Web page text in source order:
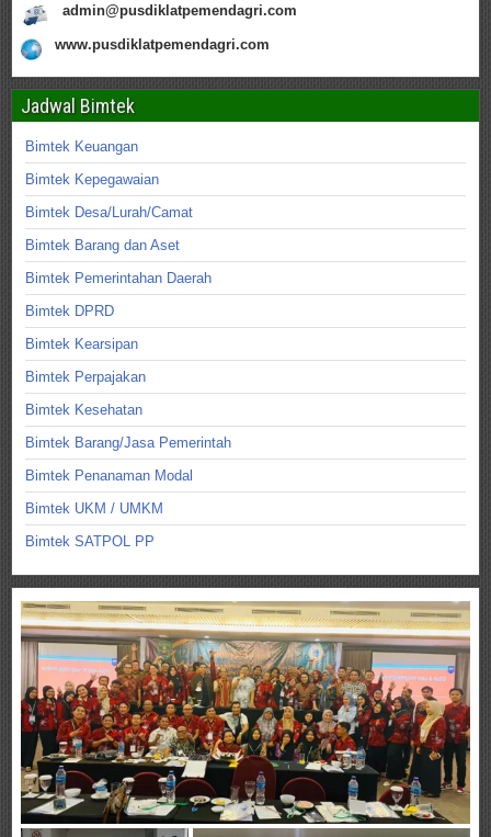
admin@pusdiklatpemendagri.com
www.pusdiklatpemendagri.com
Jadwal Bimtek
Bimtek Keuangan
Bimtek Kepegawaian
Bimtek Desa/Lurah/Camat
Bimtek Barang dan Aset
Bimtek Pemerintahan Daerah
Bimtek DPRD
Bimtek Kearsipan
Bimtek Perpajakan
Bimtek Kesehatan
Bimtek Barang/Jasa Pemerintah
Bimtek Penanaman Modal
Bimtek UKM / UMKM
Bimtek SATPOL PP